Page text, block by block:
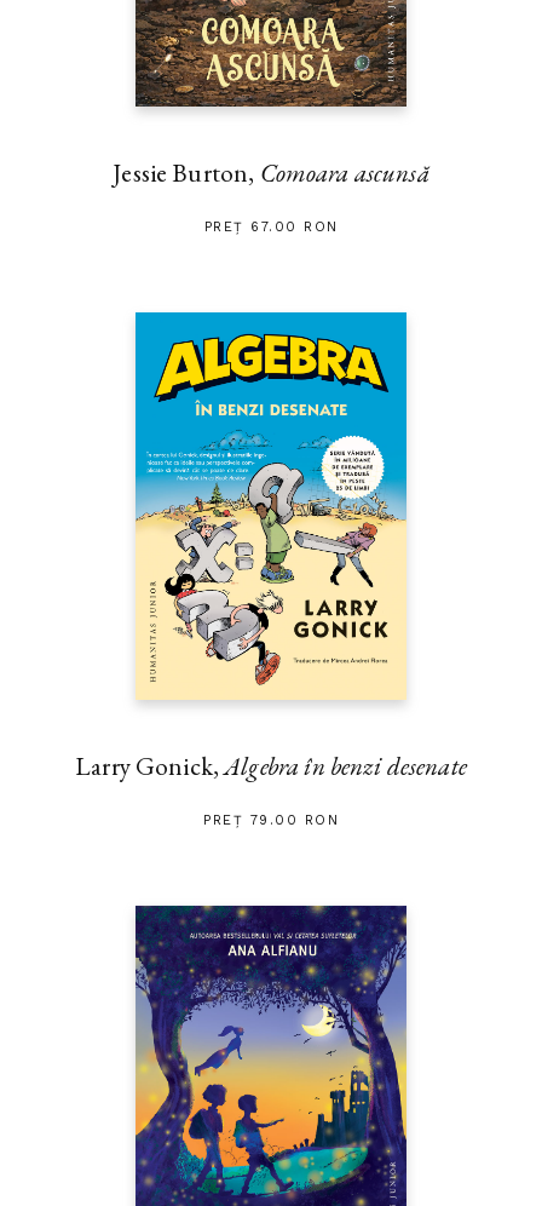
Jessie Burton, Comoara ascunsă
PREȚ 67.00 RON
Larry Gonick,Algebra în benzi desenate
PREȚ 79.00 RON